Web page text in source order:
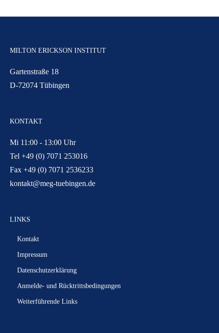
MILTON ERICKSON INSTITUT
Gartenstraße 18
D-72074 Tübingen
KONTAKT
Mi 11:00 - 13:00 Uhr
Tel +49 (0) 7071 253016
Fax +49 (0) 7071 2536233
kontakt@meg-tuebingen.de
LINKS
Kontakt
Impressum
Datenschutzerklärung
Anmelde- und Rücktrittsbedingungen
Weiterführende Links